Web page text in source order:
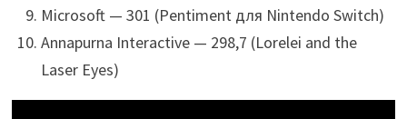
Microsoft — 301 (Pentiment для Nintendo Switch)
Annapurna Interactive — 298,7 (Lorelei and the
Laser Eyes)